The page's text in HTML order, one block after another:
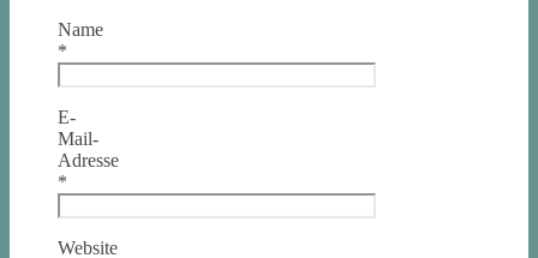
Name
*
E-
Mail-
Adresse
*
Website